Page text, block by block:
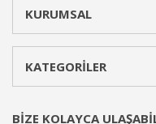
KURUMSAL
KATEGORİLER
BİZE KOLAYCA